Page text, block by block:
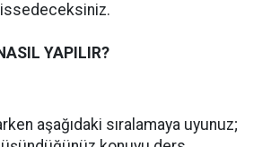
YAPILIR?
aşağıdaki sıralamaya uyunuz;